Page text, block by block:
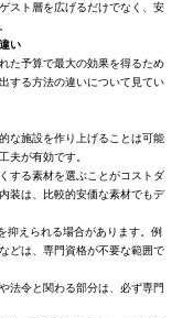
スト層を広げるだけでなく、安
い
た予算で最大の効果を得るため
する方法の違いについて見てい
な施設を作り上げることは可能
夫が有効です。
する素材を選ぶことがコストダ
装は、比較的安価な素材でもデ
抑えられる場合があります。例
どは、専門資格が不要な範囲で
法令と関わる部分は、必ず専門